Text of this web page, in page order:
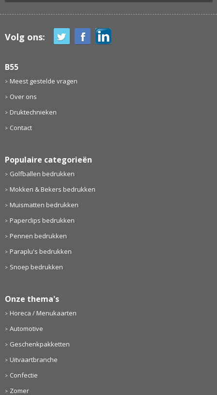
Volg ons:
B55
Meest gestelde vragen
Over ons
Druktechnieken
Contact
Populaire categorieën
Golfballen bedrukken
Mokken & Bekers bedrukken
Muismatten bedrukken
Paperclips bedrukken
Pennen bedrukken
Paraplu's bedrukken
Snoep bedrukken
Onze thema's
Horeca / Menukaarten
Automotive
Geschenkpakketten
Uitvaartbranche
Confectie
Zomer